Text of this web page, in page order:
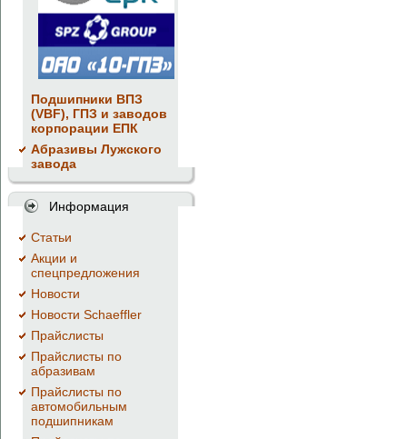
Подшипники ВПЗ
(VBF), ГПЗ и заводов
корпорации ЕПК
Абразивы Лужского
завода
Информация
Cтатьи
Акции и
спецпредложения
Новости
Новости Schaeffler
Прайслисты
Прайслисты по
абразивам
Прайслисты по
автомобильным
подшипникам